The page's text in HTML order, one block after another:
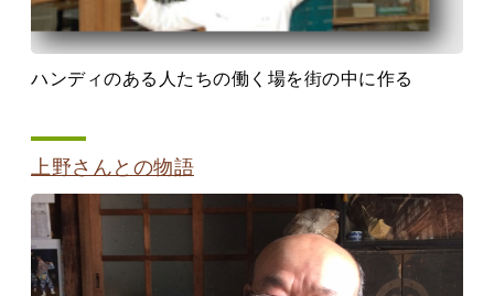
ハンディのある人たちの働く場を街の中に作る
上野さんとの物語